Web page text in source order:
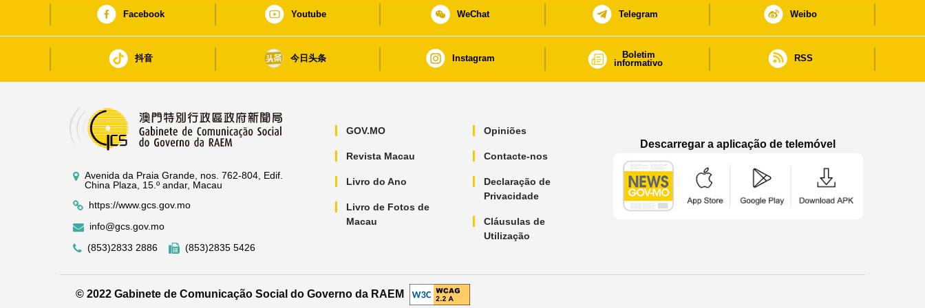
Facebook Youtube WeChat Telegram Weibo
抖音 今日头条 Instagram
Boletim
informativo
RSS
Avenida da Praia Grande, nos. 762-804, Edif.
China Plaza, 15.º andar, Macau
https://www.gcs.gov.mo
info@gcs.gov.mo
(853)2833 2886
(853)2835 5426
GOV.MO
Revista Macau
Livro do Ano
Livro de Fotos de
Macau
Opiniões
Contacte-nos
Declaração de
Privacidade
Cláusulas de
Utilização
Descarregar a aplicação de telemóvel
© 2022 Gabinete de Comunicação Social do Governo da RAEM